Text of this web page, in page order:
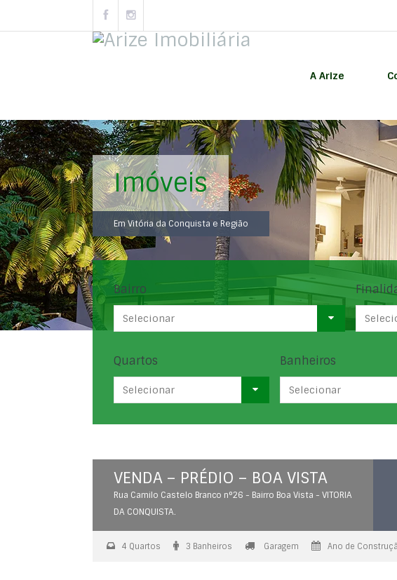
A Arize
Imóveis
Em Vitória da Conquista e Região
Bairro
Selecionar
Quartos
Selecionar
Banheiros
Selecionar
VENDA – PRÉDIO – BOA VISTA
Rua Camilo Castelo Branco n°26 - Bairro Boa Vista - VITORIA
DA CONQUISTA.
4 Quartos 3 Banheiros Garagem Ano de